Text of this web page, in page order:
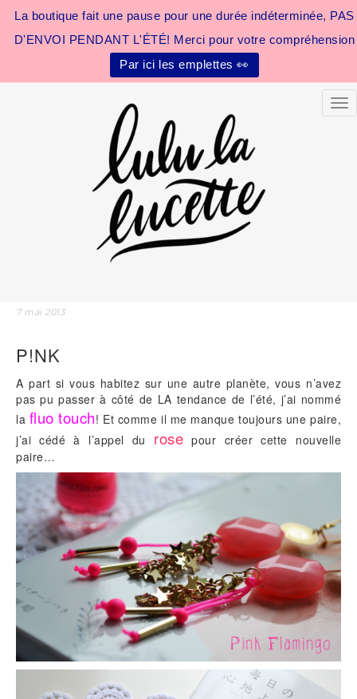
La boutique fait une pause pour une durée indéterminée, PAS
D'ENVOI PENDANT L'ÉTÉ! Merci pour votre compréhension
Par ici les emplettes 👀
7 mai 2013
P!NK
A part si vous habitez sur une autre planète, vous n’avez
pas pu passer à côté de LA tendance de l’été, j’ai nommé
la fluo touch! Et comme il me manque toujours une paire,
j’ai cédé à l’appel du rose pour créer cette nouvelle
paire…